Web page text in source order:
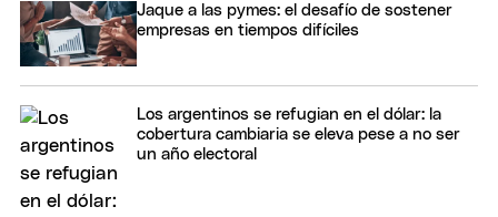
Jaque a las pymes: el desafío de sostener
empresas en tiempos difíciles
Los argentinos se refugian en el dólar: la
cobertura cambiaria se eleva pese a no ser
un año electoral